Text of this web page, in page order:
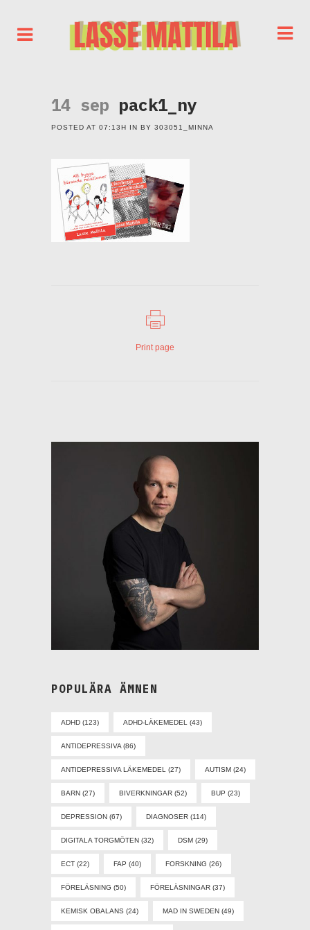
14 sep pack1_ny
POSTED AT 07:13H IN BY 303051_MINNA
Print page
POPULÄRA ÄMNEN
ADHD (123) ADHD-LÄKEMEDEL (43)
ANTIDEPRESSIVA (86)
ANTIDEPRESSIVA LÄKEMEDEL (27) AUTISM (24)
BARN (27) BIVERKNINGAR (52) BUP (23)
DEPRESSION (67) DIAGNOSER (114)
DIGITALA TORGMÖTEN (32) DSM (29)
ECT (22) FAP (40) FORSKNING (26)
FÖRELÄSNING (50) FÖRELÄSNINGAR (37)
KEMISK OBALANS (24) MAD IN SWEDEN (49)